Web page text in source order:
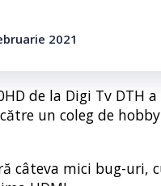
2021
de la Digi Tv DTH
un coleg de
câteva mici bug-uri,